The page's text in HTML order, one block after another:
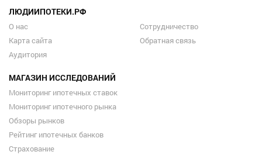
ЛЮДИИПОТЕКИ.РФ
О нас
Карта сайта
Аудитория
Сотрудничество
Обратная связь
МАГАЗИН ИССЛЕДОВАНИЙ
Мониторинг ипотечных ставок
Мониторинг ипотечного рынка
Обзоры рынков
Рейтинг ипотечных банков
Страхование